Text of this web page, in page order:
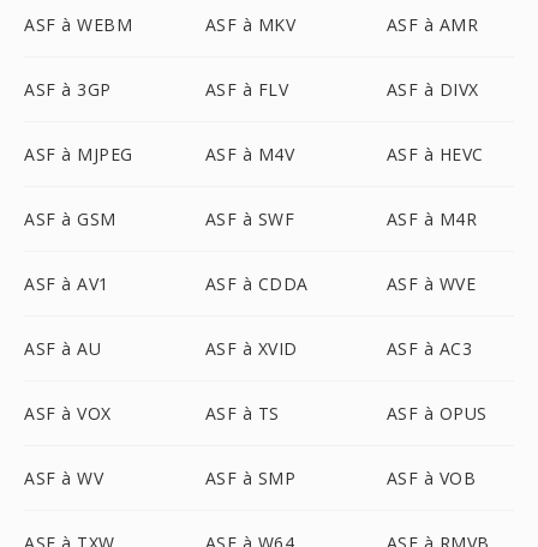
ASF à WEBM ASF à MKV ASF à AMR
ASF à 3GP ASF à FLV ASF à DIVX
ASF à MJPEG ASF à M4V ASF à HEVC
ASF à GSM ASF à SWF ASF à M4R
ASF à AV1 ASF à CDDA ASF à WVE
ASF à AU ASF à XVID ASF à AC3
ASF à VOX ASF à TS ASF à OPUS
ASF à WV ASF à SMP ASF à VOB